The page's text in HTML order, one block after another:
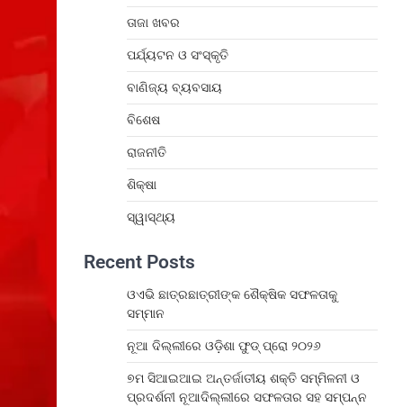
ତାଜା ଖବର
ପର୍ଯ୍ୟଟନ ଓ ସଂସ୍କୃତି
ବାଣିଜ୍ୟ ବ୍ୟବସାୟ
ବିଶେଷ
ରାଜନୀତି
ଶିକ୍ଷା
ସ୍ୱାସ୍ଥ୍ୟ
Recent Posts
ଓଏଭି ଛାତ୍ରଛାତ୍ରୀଙ୍କ ଶୈକ୍ଷିକ ସଫଳତାକୁ
ସମ୍ମାନ
ନୂଆ ଦିଲ୍ଲୀରେ ଓଡ଼ିଶା ଫୁଡ୍ ପ୍ରୋ ୨୦୨୬
୭ମ ସିଆଇଆଇ ଅନ୍ତର୍ଜାତୀୟ ଶକ୍ତି ସମ୍ମିଳନୀ ଓ
ପ୍ରଦର୍ଶନୀ ନୂଆଦିଲ୍ଲୀରେ ସଫଳତାର ସହ ସମ୍ପନ୍ନ